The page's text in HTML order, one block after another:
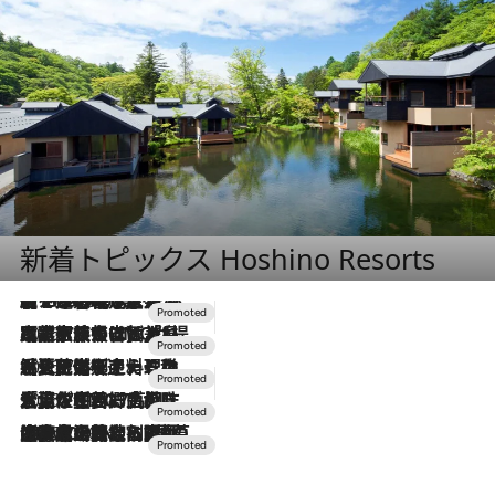
新着トピックス Hoshino Resorts
2026.8.7
【トンボの足水浴】ヒノキの香りに包まれて涼感マックス！約13℃の湧水かけ流しを避暑地「星野温泉 トンボの湯」で体験
2026.7.31
【ホテル帰省】という選択肢をOMOが提案。家族とほどよい距離を保つには「昼は実家、夜は気兼ねなくホテルで！」
2026.7.24
【夏限定ディナーコース】旬を迎える稚鮎や花ズッキーニなどをイタリア・トスカーナの郷土料理の手法で満喫！
2026.7.17
「土佐和ハーブかき氷」がOMO7高知に登場！生姜、山椒、大葉など目にも舌にも涼を呼ぶ郷土の味
2026.7.10
NEW OPEN！【界 草津】名湯の地に誕生。趣の異なる2種の温泉と上州ならではの会席・蕎麦割烹など美食を味わう究極の癒やし旅